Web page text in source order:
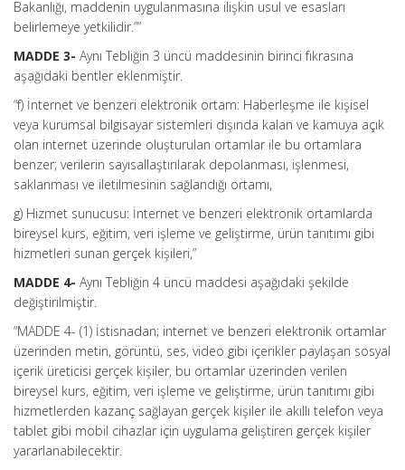
Bakanlığı, maddenin uygulanmasına ilişkin usul ve esasları
belirlemeye yetkilidir.””
MADDE 3- Aynı Tebliğin 3 üncü maddesinin birinci fıkrasına
aşağıdaki bentler eklenmiştir.
“f) İnternet ve benzeri elektronik ortam: Haberleşme ile kişisel
veya kurumsal bilgisayar sistemleri dışında kalan ve kamuya açık
olan internet üzerinde oluşturulan ortamlar ile bu ortamlara
benzer; verilerin sayısallaştırılarak depolanması, işlenmesi,
saklanması ve iletilmesinin sağlandığı ortamı,
g) Hizmet sunucusu: İnternet ve benzeri elektronik ortamlarda
bireysel kurs, eğitim, veri işleme ve geliştirme, ürün tanıtımı gibi
hizmetleri sunan gerçek kişileri,”
MADDE 4- Aynı Tebliğin 4 üncü maddesi aşağıdaki şekilde
değiştirilmiştir.
“MADDE 4- (1) İstisnadan; internet ve benzeri elektronik ortamlar
üzerinden metin, görüntü, ses, video gibi içerikler paylaşan sosyal
içerik üreticisi gerçek kişiler, bu ortamlar üzerinden verilen
bireysel kurs, eğitim, veri işleme ve geliştirme, ürün tanıtımı gibi
hizmetlerden kazanç sağlayan gerçek kişiler ile akıllı telefon veya
tablet gibi mobil cihazlar için uygulama geliştiren gerçek kişiler
yararlanabilecektir.